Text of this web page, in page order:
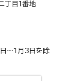
丁目1番地
～1月3日を除